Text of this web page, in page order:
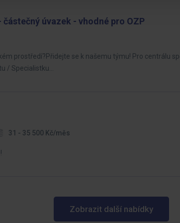
úvazek - vhodné pro OZP
prostředí?Přidejte se k našemu týmu! Pro centrálu
/ Specialistku…
31 - 35 500 Kč/měs
Zobrazit další nabídky